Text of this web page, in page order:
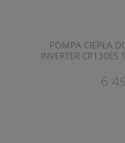
POMPA CIEPŁA
INVERTER
6